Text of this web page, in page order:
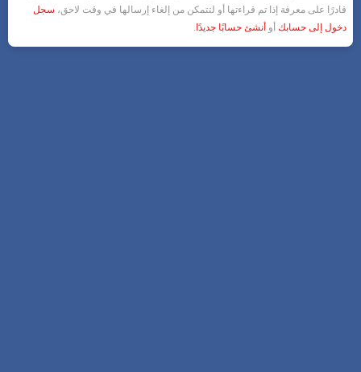
قادرًا على معرفة إذا تم قراءتها أو لتتمكن من إلغاء إرسالها في وقت لاحق، سجل
دخول إلى حسابك أو أنشئ حسابًا جديدًا .